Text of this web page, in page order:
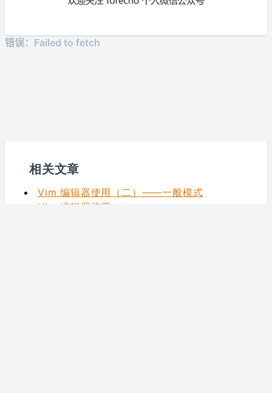
相关文章
Vim 编辑器使用（二）——一般模式
Vim 编辑器使用（一）